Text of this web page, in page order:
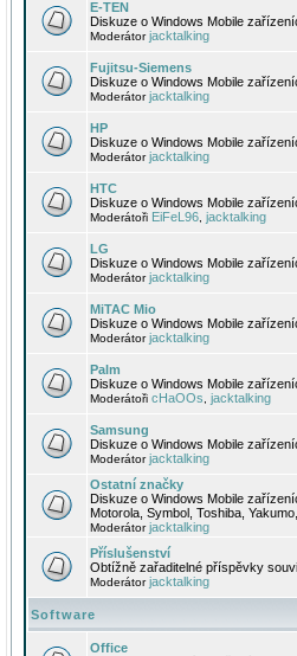
E-TEN
Diskuze o Windows Mobile
Moderátorjacktalking
Fujitsu-Siemens
Diskuze o Windows Mobile
Moderátorjacktalking
HP
Diskuze o Windows Mobile
Moderátorjacktalking
HTC
Diskuze o Windows Mobile
Moderátoři EiFeL96 jacktalking
LG
Diskuze o Windows Mobile
Moderátorjacktalking
MiTAC Mio
Diskuze o Windows Mobile
Moderátorjacktalking
Palm
Diskuze o Windows Mobile
Moderátoři cHaOOs jacktalking
Samsung
Diskuze o Windows Mobile
Moderátorjacktalking
Ostatní značky
Diskuze o Windows Mobile
Motorola, Symbol, Toshiba, Yakumo,
Moderátorjacktalking
Příslušenství
Obtížně zařaditelné příspěvky
Moderátorjacktalking
Software
Office